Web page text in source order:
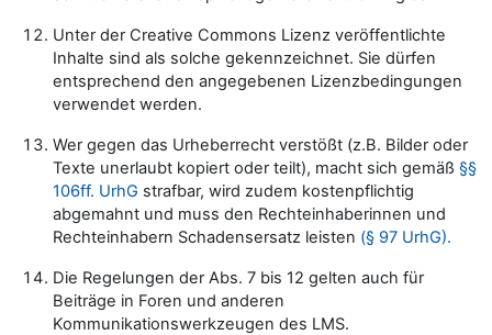
Unter der Creative Commons Lizenz veröffentlichte
Inhalte sind als solche gekennzeichnet. Sie dürfen
entsprechend den angegebenen Lizenzbedingungen
verwendet werden.
Wer gegen das Urheberrecht verstößt (z.B. Bilder oder
Texte unerlaubt kopiert oder teilt), macht sich gemäß §§
106ff. UrhG strafbar, wird zudem kostenpflichtig
abgemahnt und muss den Rechteinhaberinnen und
Rechteinhabern Schadensersatz leisten (§ 97 UrhG).
Die Regelungen der Abs. 7 bis 12 gelten auch für
Beiträge in Foren und anderen
Kommunikationswerkzeugen des LMS.